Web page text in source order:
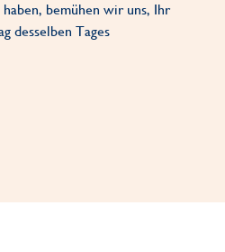
haben, bemühen wir uns, Ihr
desselben Tages